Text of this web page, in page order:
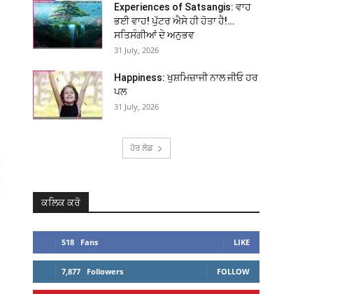
Experiences of Satsangis: ਵਾਹ
ਭਈ ਵਾਹ! ਪੁੱਟਰ ਐਸੇ ਹੀ ਹੋਤਾ ਹੈ!…
ਸਤਿਸੰਗੀਆਂ ਦੇ ਅਨੁਭਵ
31 July, 2026
Happiness: ਖੁਸ਼ਮਿਜ਼ਾਜੀ ਨਾਲ ਜੀਓ ਹਰ
ਪਲ
31 July, 2026
ਹੋਰ ਲੋਡ
ਕਲਿਕ ਕਰੋ
518 Fans LIKE
7,877 Followers FOLLOW